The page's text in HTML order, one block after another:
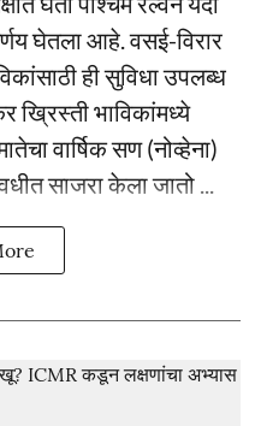
घेतला आहे. वसई-विरार
ही सुविधा उपलब्ध
ख्रिस्ती भाविकांमध्ये
वार्षिक सण (नोव्हेना)
साजरा केला जातो ...